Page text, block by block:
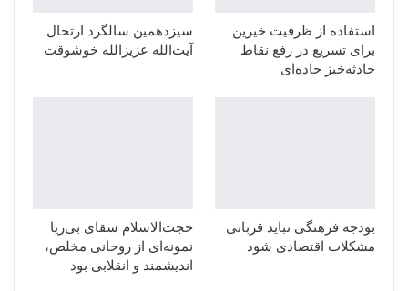
استفاده از ظرفیت خیرین
برای تسریع در رفع نقاط
حادثه‌خیز جاده‌ای
سیزدهمین سالگرد ارتحال
آیت‌الله عزیزالله خوشوقت
بودجه فرهنگی نباید قربانی
مشکلات اقتصادی شود
حجت‌الاسلام سقای بی‌ریا
نمونه‌ای از روحانی مخلص،
اندیشمند و انقلابی بود